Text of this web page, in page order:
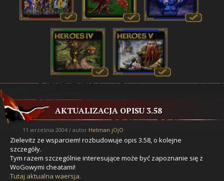
AKTUALIZACJA OPISU 3.58
11 września 2004 / autor Hetman jOjO
Zielevitz ze wsparciem! rozbudowuje opis 3.58, o kolejne
szczegóły.
Tym razem szczególnie interesujące może być zapoznanie się z
WoGowymi cheatami!
Tutaj aktualna waersja.